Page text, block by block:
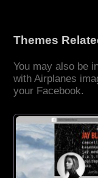
Themes
You may also be
with Airplanes
your Facebook.